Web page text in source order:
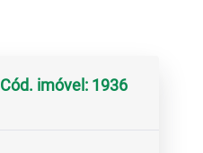
Cód. imóvel: 1936